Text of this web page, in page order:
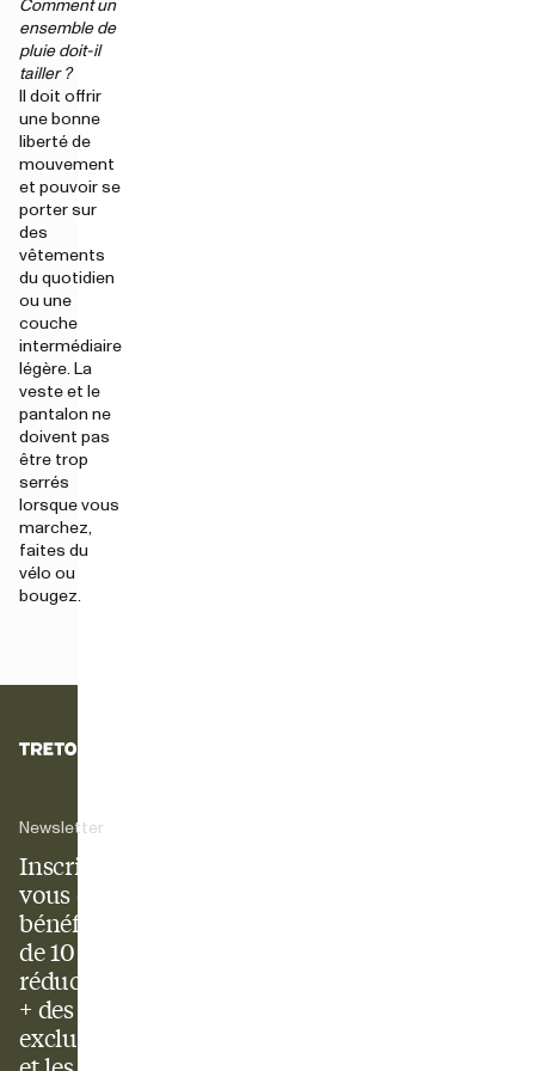
Comment un
ensemble de
pluie doit-il
tailler ?
Il doit offrir
une bonne
liberté de
mouvement
et pouvoir se
porter sur
des
vêtements
du quotidien
ou une
couche
intermédiaire
légère. La
veste et le
pantalon ne
doivent pas
être trop
serrés
lorsque vous
marchez,
faites du
vélo ou
bougez.
Newsletter
Inscrivez-
vous et
bénéficiez
de 10 % de
réduction
+ des offres
exclusives